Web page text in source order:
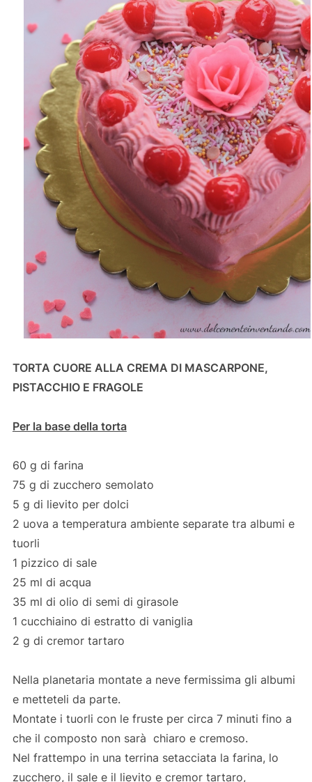
TORTA CUORE ALLA CREMA DI MASCARPONE,
PISTACCHIO E FRAGOLE
Per la base della torta
60 g di farina
75 g di zucchero semolato
5 g di lievito per dolci
2 uova a temperatura ambiente separate tra albumi e
tuorli
1 pizzico di sale
25 ml di acqua
35 ml di olio di semi di girasole
1 cucchiaino di estratto di vaniglia
2 g di cremor tartaro
Nella planetaria montate a neve fermissima gli albumi
e metteteli da parte.
Montate i tuorli con le fruste per circa 7 minuti fino a
che il composto non sarà chiaro e cremoso.
Nel frattempo in una terrina setacciata la farina, lo
zucchero, il sale e il lievito e cremor tartaro,